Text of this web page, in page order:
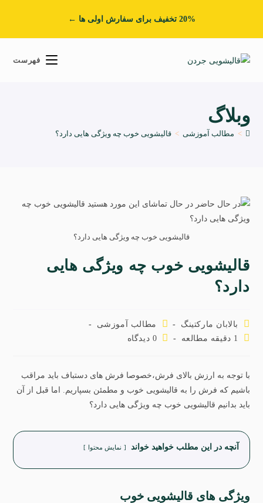
20% تخفیف برای سفارش اولی ها ←
فهرست
وبلاگ
> مطالب آموزشی > قالیشویی خوب چه ویژگی هایی دارد؟
قالیشویی خوب چه ویژگی هایی دارد؟
قالیشویی خوب چه ویژگی هایی
دارد؟
بالابان مارکتینگ
مطالب آموزشی
1 دقیقه مطالعه
0 دیدگاه
با توجه به ارزش بالای فرش،خصوصا فرش های دستباف باید مراقب
باشیم که فرش را به قالیشویی خوب و مطمئن بسپاریم. اما قبل از آن
باید بدانیم قالیشویی خوب چه ویژگی هایی دارد؟
آنچه در این مطلب خواهید خواند نمایش محتوا
ویژگی های قالیشویی خوب